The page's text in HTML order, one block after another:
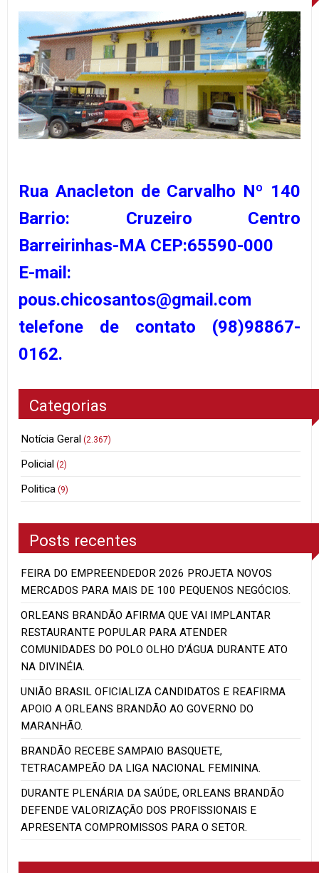
Rua Anacleton de Carvalho Nº 140
Barrio: Cruzeiro Centro
Barreirinhas-MA CEP:65590-000
E-mail:
pous.chicosantos@gmail.com
telefone de contato (98)98867-
0162.
Categorias
Notícia Geral (2.367)
Policial (2)
Politica (9)
Posts recentes
FEIRA DO EMPREENDEDOR 2026 PROJETA NOVOS
MERCADOS PARA MAIS DE 100 PEQUENOS NEGÓCIOS.
ORLEANS BRANDÃO AFIRMA QUE VAI IMPLANTAR
RESTAURANTE POPULAR PARA ATENDER
COMUNIDADES DO POLO OLHO D’ÁGUA DURANTE ATO
NA DIVINÉIA.
UNIÃO BRASIL OFICIALIZA CANDIDATOS E REAFIRMA
APOIO A ORLEANS BRANDÃO AO GOVERNO DO
MARANHÃO.
BRANDÃO RECEBE SAMPAIO BASQUETE,
TETRACAMPEÃO DA LIGA NACIONAL FEMININA.
DURANTE PLENÁRIA DA SAÚDE, ORLEANS BRANDÃO
DEFENDE VALORIZAÇÃO DOS PROFISSIONAIS E
APRESENTA COMPROMISSOS PARA O SETOR.